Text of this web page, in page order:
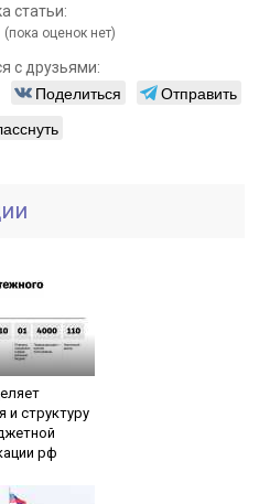
статьи:
(пока оценок нет)
с друзьями:
Поделиться
Отправить
и структуру
рф